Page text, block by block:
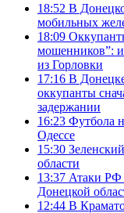
18:52 В
мобильных
18:09
мошенников”:
из Горловки
17:16 В
оккупанты
задержании
16:23 Футбола
Одессе
15:30
области
13:37 Атаки РФ
Донецкой
12:44 В